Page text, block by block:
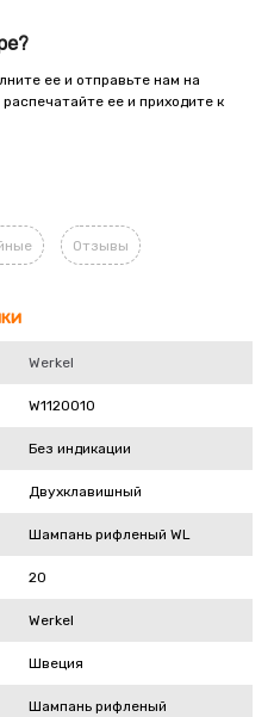
ее и отправьте нам на
распечатайте ее и приходите к
Отзывы
Werkel
W1120010
Без индикации
Двухклавишный
Шампань рифленый WL
20
Werkel
Швеция
Шампань рифленый